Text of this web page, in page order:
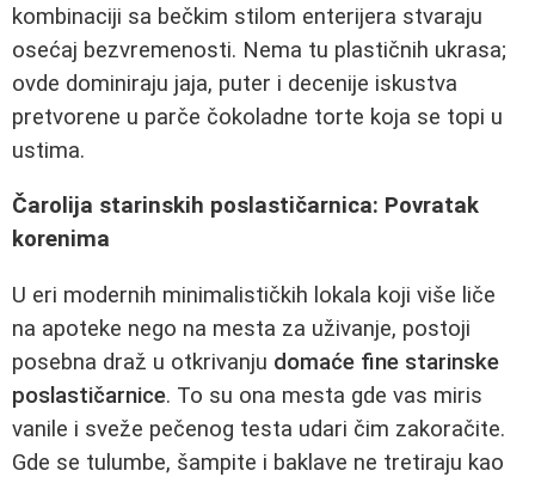
kombinaciji sa bečkim stilom enterijera stvaraju
osećaj bezvremenosti. Nema tu plastičnih ukrasa;
ovde dominiraju jaja, puter i decenije iskustva
pretvorene u parče čokoladne torte koja se topi u
ustima.
Čarolija starinskih poslastičarnica: Povratak
korenima
U eri modernih minimalističkih lokala koji više liče
na apoteke nego na mesta za uživanje, postoji
posebna draž u otkrivanju domaće fine starinske
poslastičarnice. To su ona mesta gde vas miris
vanile i sveže pečenog testa udari čim zakoračite.
Gde se tulumbe, šampite i baklave ne tretiraju kao